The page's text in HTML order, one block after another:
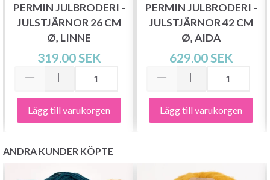
PERMIN JULBRODERI -
JULSTJÄRNOR 26 CM
Ø, LINNE
319.00 SEK
Lägg till varukorgen
PERMIN JULBRODERI -
JULSTJÄRNOR 42 CM
Ø, AIDA
629.00 SEK
Lägg till varukorgen
ANDRA KUNDER KÖPTE